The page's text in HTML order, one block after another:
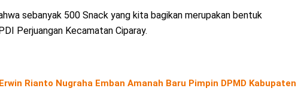
sebanyak 500 Snack yang kita bagikan merupakan bentuk
Perjuangan Kecamatan Ciparay.
Rianto Nugraha Emban Amanah Baru Pimpin DPMD Kabupaten